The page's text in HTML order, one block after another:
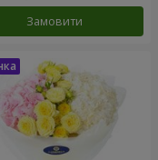
Замовити